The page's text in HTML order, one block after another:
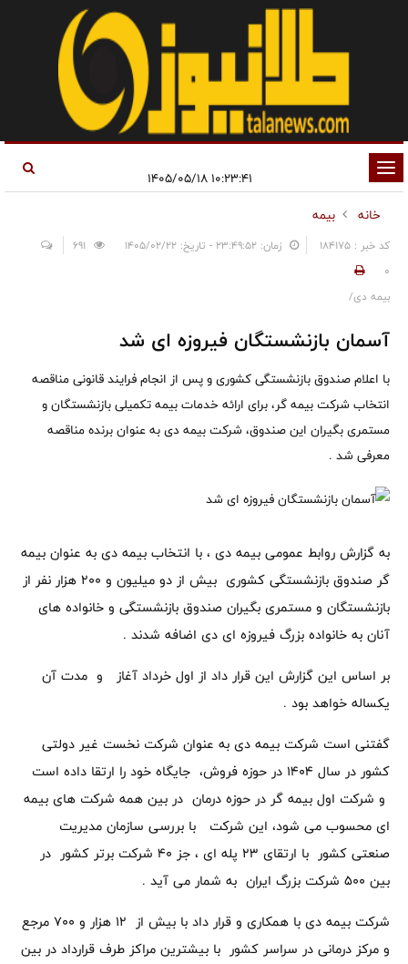
تغییر
وضعیت
ناوبری
خانه
بیمه
کد خبر : 184175 زمان: ۲۳:۴۹:۵۲ - تاریخ: ۱۴۰۵/۰۲/۲۲
0
بیمه دی/
آسمان بازنشستگان فیروزه ای شد
با اعلام صندوق بازنشستگی کشوری و پس از انجام فرایند قانونی مناقصه
انتخاب شرکت بیمه گر، برای ارائه خدمات بیمه تکمیلی بازنشستگان و
مستمری بگیران این صندوق، شرکت بیمه دی به عنوان برنده مناقصه
معرفی شد .
به گزارش روابط عمومی بیمه دی ، با انتخاب بیمه دی به عنوان بیمه
گر صندوق بازنشستگی کشوری بیش از دو میلیون و ۲۰۰ هزار نفر از
بازنشستگان و مستمری بگیران صندوق بازنشستگی و خانواده های
آنان به خانواده بزرگ فیروزه ای دی اضافه شدند .
بر اساس این گزارش این قرار داد از اول خرداد آغاز و مدت آن
یکساله خواهد بود .
گفتنی است شرکت بیمه دی به عنوان شرکت‌ نخست غیر دولتی
کشور در سال ۱۴۰۴ در حوزه فروش، جایگاه خود را ارتقا داده است
و شرکت اول بیمه گر در حوزه درمان در بین همه شرکت های بیمه
ای محسوب می شود، این شرکت با بررسی سازمان مدیریت
صنعتی کشور با ارتقای ۲۳ پله ای ، جز ۴۰ شرکت برتر کشور در
بین ۵۰۰ شرکت بزرگ ایران به شمار می آید .
شرکت بیمه دی با همکاری و قرار داد با بیش از ۱۲ هزار و ۷۰۰ مرجع
و مرکز درمانی در سراسر کشور با بیشترین مراکز طرف قرارداد در بین